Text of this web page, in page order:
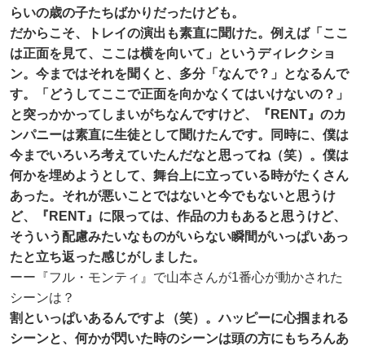
らいの歳の子たちばかりだったけども。
だからこそ、トレイの演出も素直に聞けた。例えば「ここ
は正面を見て、ここは横を向いて」というディレクショ
ン。今まではそれを聞くと、多分「なんで？」となるんで
す。「どうしてここで正面を向かなくてはいけないの？」
と突っかかってしまいがちなんですけど、『RENT』のカ
ンパニーは素直に生徒として聞けたんです。同時に、僕は
今までいろいろ考えていたんだなと思ってね（笑）。僕は
何かを埋めようとして、舞台上に立っている時がたくさん
あった。それが悪いことではないと今でもないと思うけ
ど、『RENT』に限っては、作品の力もあると思うけど、
そういう配慮みたいなものがいらない瞬間がいっぱいあっ
たと立ち返った感じがしました。
ーー『フル・モンティ』で山本さんが1番心が動かされた
シーンは？
割といっぱいあるんですよ（笑）。ハッピーに心掴まれる
シーンと、何かが閃いた時のシーンは頭の方にもちろんあ